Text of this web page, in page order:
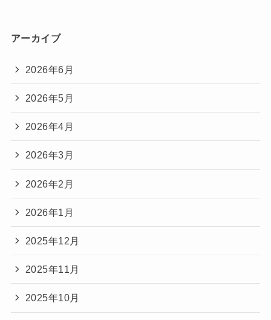
アーカイブ
2026年6月
2026年5月
2026年4月
2026年3月
2026年2月
2026年1月
2025年12月
2025年11月
2025年10月